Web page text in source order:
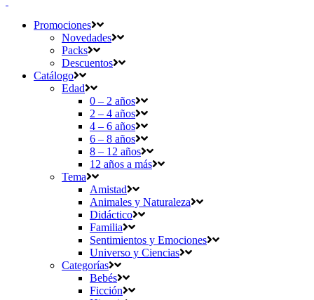
Promociones
Novedades
Packs
Descuentos
Catálogo
Edad
0 – 2 años
2 – 4 años
4 – 6 años
6 – 8 años
8 – 12 años
12 años a más
Tema
Amistad
Animales y Naturaleza
Didáctico
Familia
Sentimientos y Emociones
Universo y Ciencias
Categorías
Bebés
Ficción